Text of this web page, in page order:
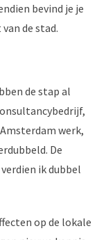
bevind je je
de stad.
de stap al
werk,
De
ik dubbel
op de lokale